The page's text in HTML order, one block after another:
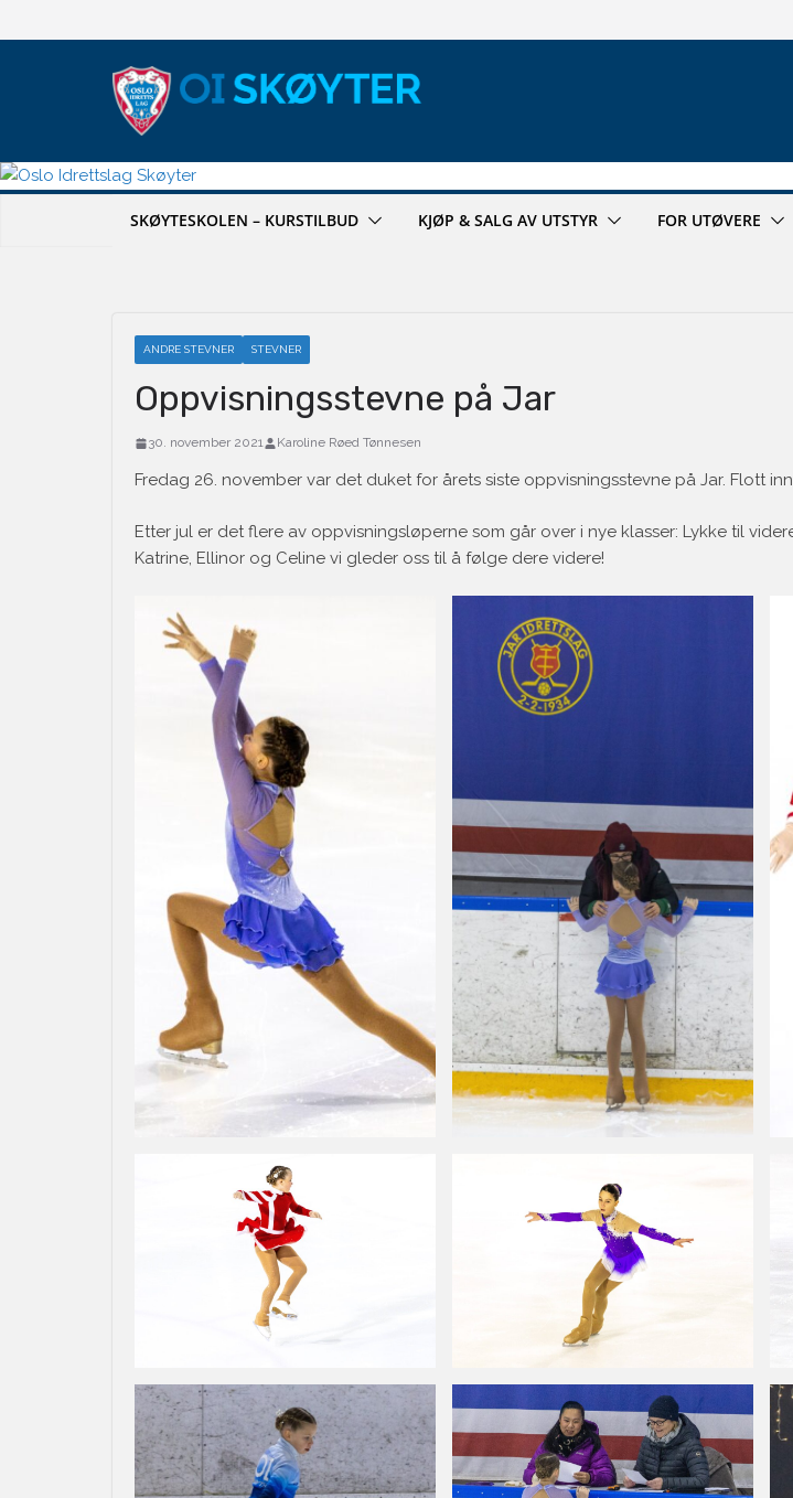
til
SKØYTESKOLEN – KURSTILBUD KJØP & SALG AV UTSTYR FOR UTØVERE
ANDRE STEVNER STEVNER
Oppvisningsstevne på Jar
30. november 2021 Karoline Røed Tønnesen
Fredag 26. november var det duket for årets siste oppvisningsstevne på Jar. Flott
Etter jul er det flere av oppvisningsløperne som går over i nye klasser: Lykke til
Katrine, Ellinor og Celine vi gleder oss til å følge dere videre!